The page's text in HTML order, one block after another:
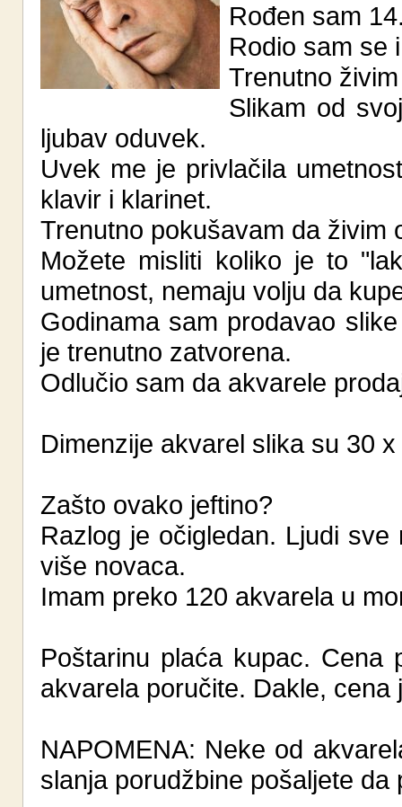
Rođen sam
Rodio sam se
Trenutno
Slikam od
ljubav oduvek.
Uvek me je privlačila
klavir i klarinet.
Trenutno pokušavam da živim
Možete misliti koliko je to
umetnost, nemaju volju da
Godinama sam prodavao
je trenutno zatvorena.
Odlučio sam da akvarele
Dimenzije akvarel slika su 30 x
Zašto ovako jeftino?
Razlog je očigledan. Ljudi
više novaca.
Imam preko 120 akvarela u
Poštarinu plaća kupac. Cena
akvarela poručite. Dakle,
NAPOMENA: Neke od
slanja porudžbine pošaljete